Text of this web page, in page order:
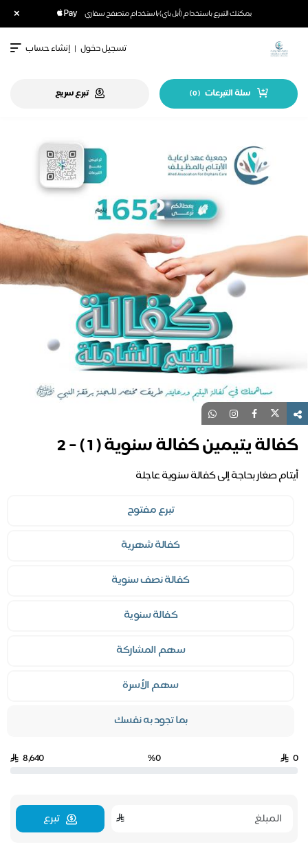
يمكنك التبرع باستخدام (أبل باي) باستخدام متصفح سفاري ×
تسجيل دخول | إنشاء حساب
سلة التبرعات (
0
) تبرع سريع
كفالة يتيمين كفالة سنوية ( 1 ) - 2
أيتام صغار بحاجة إلى كفالة سنوية عاجلة
تبرع مفتوح
كفالة شهرية
كفالة نصف سنوية
كفالة سنوية
سهم المشاركة
سهم الأسرة
بما تجود به نفسك
0
%0
8,640
تبرع